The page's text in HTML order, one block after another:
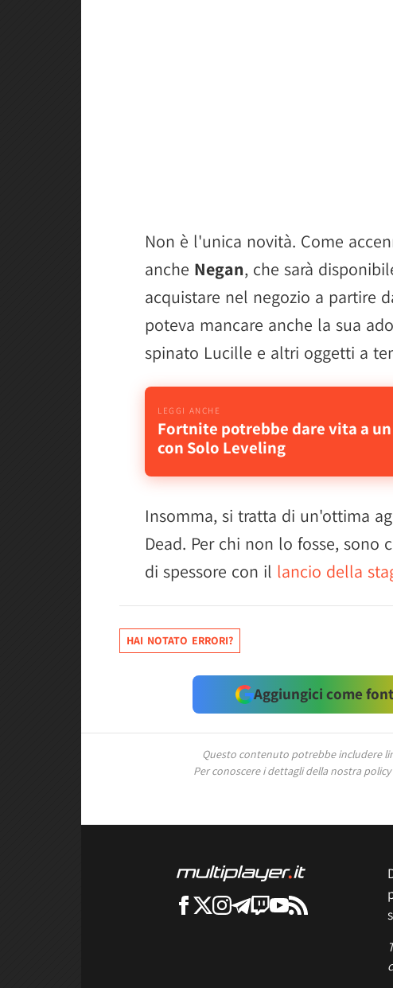
Non è l'unica novità. Come
anche Negan, che sarà
acquistare nel negozio a partire
poteva mancare anche la sua
spinato Lucille e altri oggetti a
Fortnite potrebbe dare vita a
con Solo Leveling
Insomma, si tratta di un'ottima
Dead. Per chi non lo fosse,
di spessore con il lancio della
HAI NOTATO ERRORI?
Aggiungici come
Questo contenuto potrebbe includere
Per conoscere i dettagli della nostra